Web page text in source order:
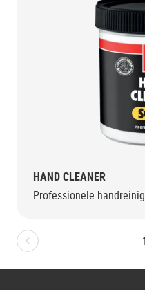
HAND CLEANER
Professionele